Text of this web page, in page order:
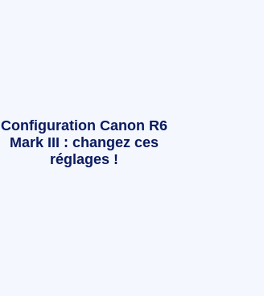
Configuration Canon R6
Mark III : changez ces
réglages !